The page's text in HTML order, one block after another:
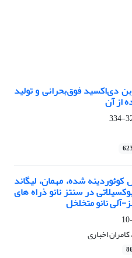
فوق‌بحرانی و تولید
شده، مهمان، لیگاند
در سنتز نانو ذراه های
اخباری